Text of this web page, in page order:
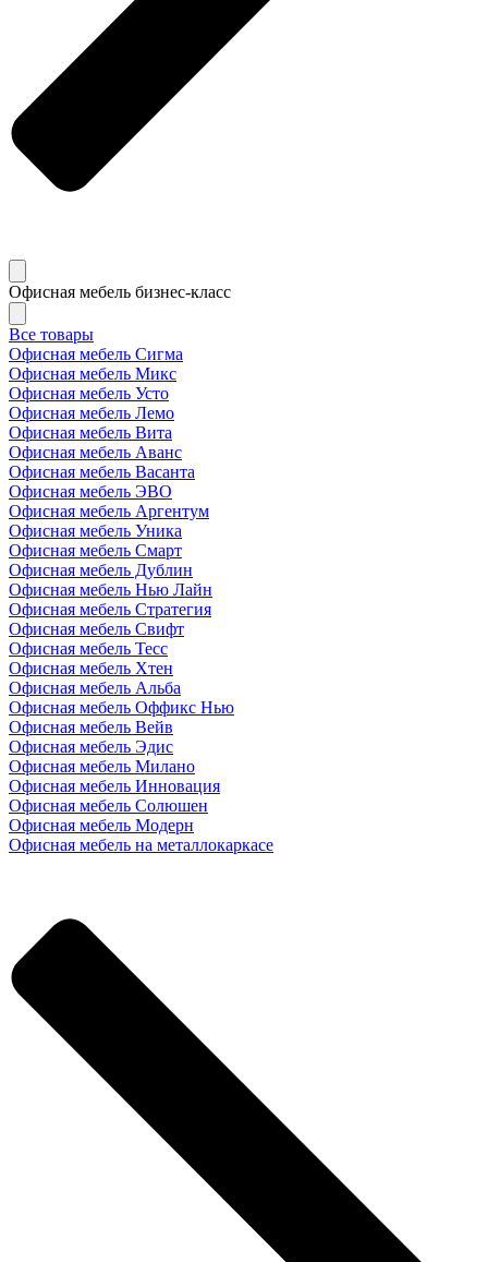
Офисная мебель бизнес-класс
Все товары
Офисная мебель Сигма
Офисная мебель Микс
Офисная мебель Усто
Офисная мебель Лемо
Офисная мебель Вита
Офисная мебель Аванс
Офисная мебель Васанта
Офисная мебель ЭВО
Офисная мебель Аргентум
Офисная мебель Уника
Офисная мебель Смарт
Офисная мебель Дублин
Офисная мебель Нью Лайн
Офисная мебель Стратегия
Офисная мебель Свифт
Офисная мебель Тесс
Офисная мебель Хтен
Офисная мебель Альба
Офисная мебель Оффикс Нью
Офисная мебель Вейв
Офисная мебель Эдис
Офисная мебель Милано
Офисная мебель Инновация
Офисная мебель Солюшен
Офисная мебель Модерн
Офисная мебель на металлокаркасе